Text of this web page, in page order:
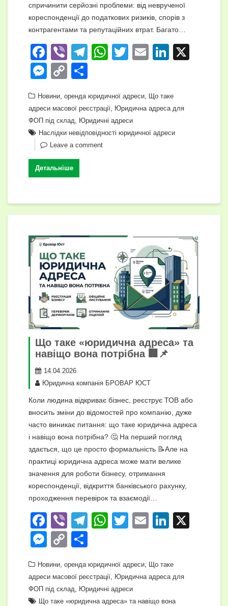
спричинити серйозні проблеми: від неврученої
кореспонденції до податкових ризиків, спорів з
контрагентами та репутаційних втрат. Багато…
F
a
c
e
b
o
o
k
Vi
b
er
T
gr
a
m
W
s
A
p
T
er
E
Li
e
dI
n
M
ss
e
n
g
er
C
p
y
Li
n
k
ді
л
и
т
я
Новини оренда юридичної адреси
Що таке
адреси масової реєстрації
Юридична адреса для
ФОП під склад
Юридичні адреси
Наслідки невідповідності юридичної адреси
Leave a comment
Детальніше
Що таке «юридична адреса» та
навіщо вона потрібна 🏢📌
14.04.2026
Юридична компанія БРОВАР ЮСТ
Коли людина відкриває бізнес, реєструє ТОВ або
вносить зміни до відомостей про компанію, дуже
часто виникає питання: що таке юридична адреса
і навіщо вона потрібна? 🤔 На перший погляд
здається, що це просто формальність 📝Але на
практиці юридична адреса може мати велике
значення для роботи бізнесу, отримання
кореспонденції, відкриття банківського рахунку,
проходження перевірок та взаємодії…
F
a
c
e
b
o
Vi
b
er
T
gr
a
m
W
s
A
p
T
er
E
Li
e
dI
n
M
ss
e
C
p
y
ді
л
Новини оренда юридичної адреси
Що таке
адреси масової реєстрації
Юридична адреса для
ФОП під склад
Юридичні адреси
Що таке «юридична адреса» та навіщо вона